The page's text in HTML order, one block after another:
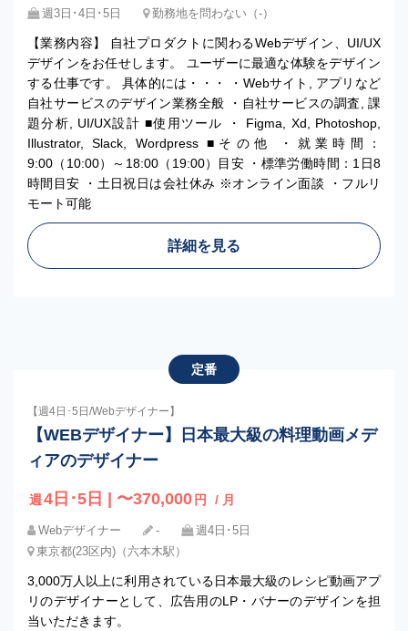
週3日･4日･5日
勤務地を問わない（-）
【業務内容】 自社プロダクトに関わるWebデザイン、UI/UX
デザインをお任せします。 ユーザーに最適な体験をデザイン
する仕事です。 具体的には・・・ ・Webサイト, アプリなど
自社サービスのデザイン業務全般 ・自社サービスの調査, 課
題分析, UI/UX設計 ■使用ツール ・ Figma, Xd, Photoshop,
Illustrator, Slack, Wordpress ■その他 ・就業時間：
9:00（10:00）～18:00（19:00）目安 ・標準労働時間：1日8
時間目安 ・土日祝日は会社休み ※オンライン面談 ・フルリ
モート可能
詳細を見る
定番
【週4日･5日/Webデザイナー】
【WEBデザイナー】日本最大級の料理動画メデ
ィアのデザイナー
週 4日･5日 | 〜370,000 円 / 月
Webデザイナー ‐
週4日･5日
東京都(23区内)（六本木駅）
3,000万人以上に利用されている日本最大級のレシピ動画アプ
リのデザイナーとして、広告用のLP・バナーのデザインを担
当いただきます。